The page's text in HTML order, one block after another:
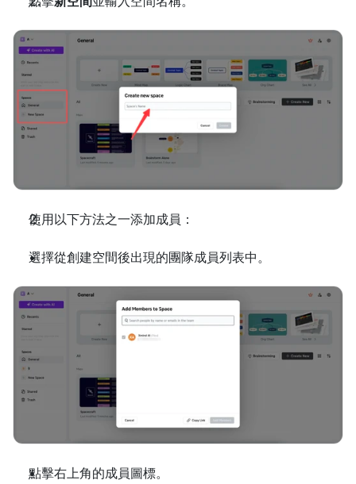
使用以下方法之一添加成員：
選擇從創建空間後出現的團隊成員列表中。
點擊右上角的成員圖標。